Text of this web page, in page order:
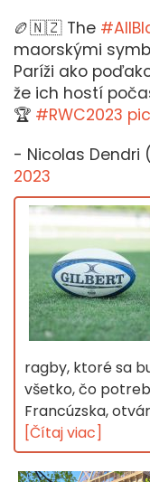
🏉🇳🇿 The
maorskými
Paríži ako
že ich hostí
🏆 #RWC2023
- Nicolas Dendri
2023
ragby, ktoré sa
všetko, čo
Francúzska,
[Čítaj viac]